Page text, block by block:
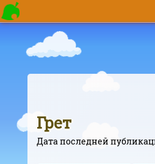
Грет
Дата последней